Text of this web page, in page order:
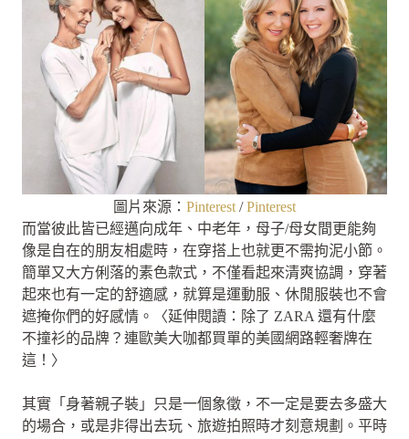
圖片來源： Pinterest /Pinterest
而當彼此皆已經邁向成年、中老年，母子/母女間更能夠
像是自在的朋友相處時，在穿搭上也就更不需拘泥小節。
簡單又大方俐落的素色款式，不僅看起來清爽協調，穿著
起來也有一定的舒適感，就算是運動服、休閒服裝也不會
遮掩你們的好感情。〈延伸閱讀：除了 ZARA 還有什麼
不撞衫的品牌？連歐美大咖都買單的美國網路輕奢牌在
這！〉
其實「身著親子裝」只是一個象徵，不一定是要去多盛大
的場合，或是非得出去玩、旅遊拍照時才刻意規劃。平時